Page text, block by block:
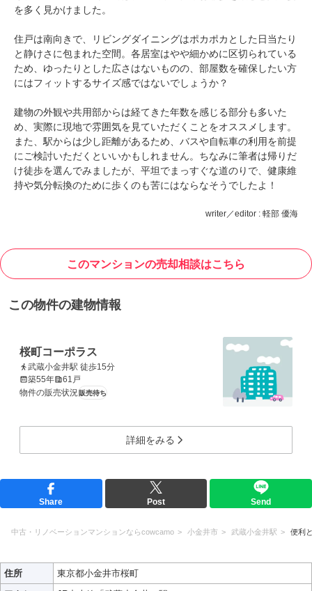
を多く見かけました。
住戸は南向きで、リビングダイニングはポカポカとした日当たり
と静けさに包まれた空間。各居室はやや細かめに区切られている
ため、ゆったりとした広さはないものの、部屋数を確保したい方
にはフィットするサイズ感ではないでしょうか？
建物の外観や共用部からは経てきた年数を感じる部分も多いた
め、実際に現地で雰囲気を見ていただくことをオススメします。
また、駅からは少し距離があるため、バスや自転車の利用を前提
にご検討いただくといいかもしれません。ちなみに筆者は帰りだ
け徒歩を選んでみましたが、平坦でまっすぐな道のりで、健康維
持や気分転換のために歩くのも苦にはならなそうでしたよ！
writer／editor : 軽部 優海
このマンションの売却相談はこちら
この物件の建物情報
桜町コーポラス
武蔵小金井駅 徒歩15分
築55年
61戸
物件の販売状況販売待ち
詳細をみる
Share Post Send
中古・リノベーションマンションならcowcamo 小金井市 武蔵小金井駅 便利
住所
東京都小金井市桜町